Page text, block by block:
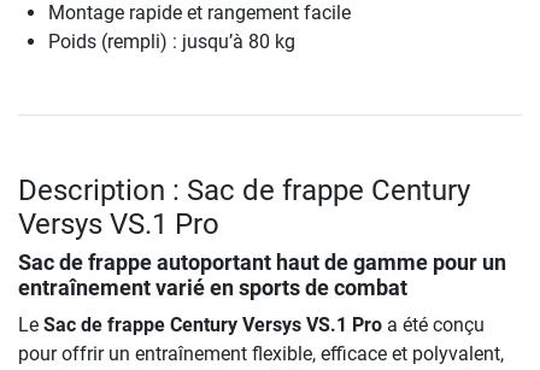
Montage rapide et rangement facile
Poids (rempli) : jusqu’à 80 kg
Description : Sac de frappe Century
Versys VS.1 Pro
Sac de frappe autoportant haut de gamme pour un
entraînement varié en sports de combat
Le Sac de frappe Century Versys VS.1 Pro a été conçu
pour offrir un entraînement flexible, efficace et polyvalent,